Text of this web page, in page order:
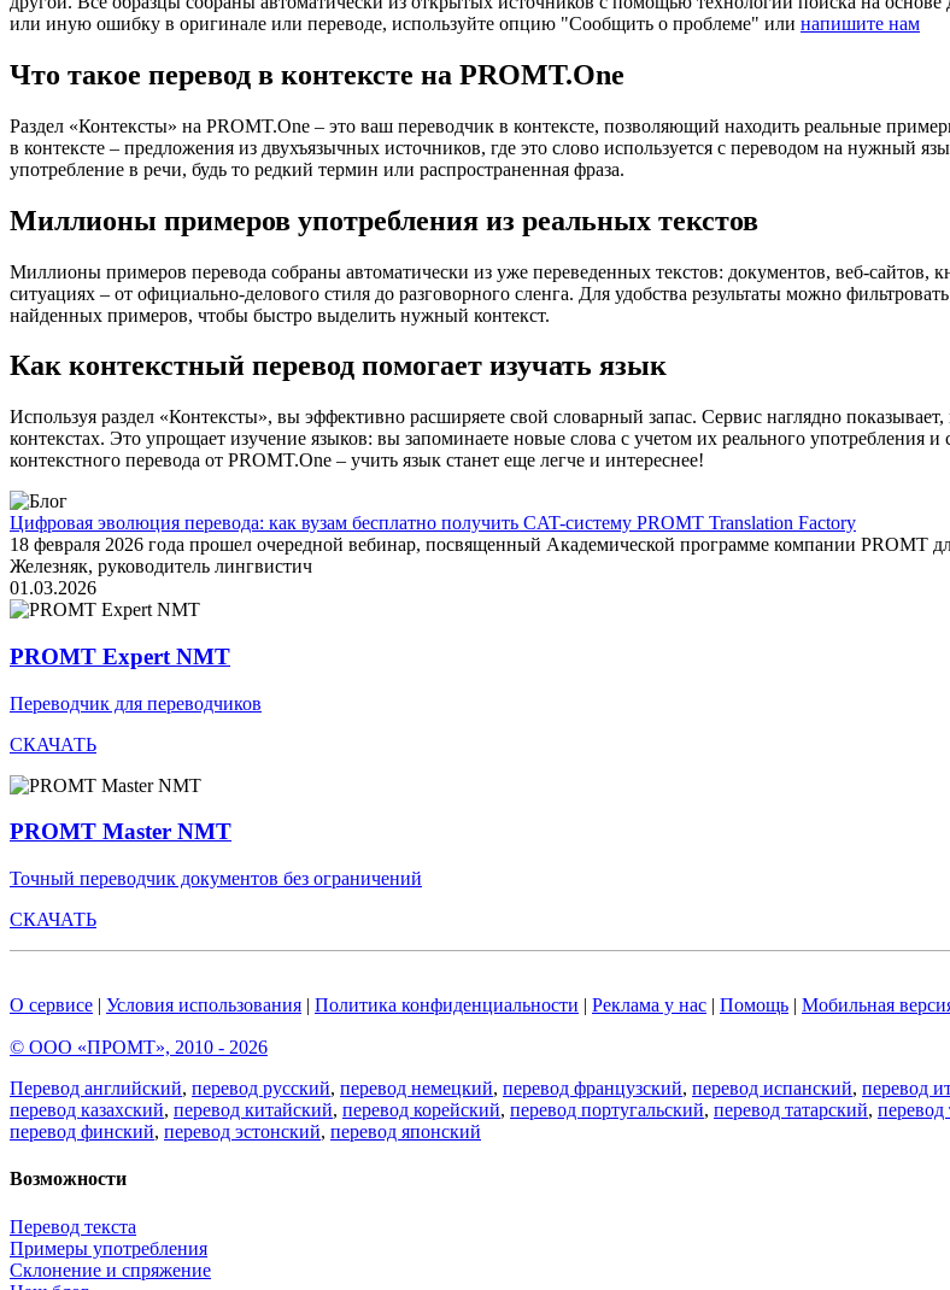
или иную ошибку в оригинале или переводе, используйте опцию "Сообщить о проблеме" или напишите нам
Что такое перевод в контексте на PROMT.One
Раздел «Контексты» на PROMT.One – это ваш переводчик в контексте, позволяющий находить реальные
в контексте – предложения из двухъязычных источников, где это слово используется с переводом на нужный
употребление в речи, будь то редкий термин или распространенная фраза.
Миллионы примеров употребления из реальных текстов
Миллионы примеров перевода собраны автоматически из уже переведенных текстов: документов, веб-сайтов,
ситуациях – от официально-делового стиля до разговорного сленга. Для удобства результаты можно
найденных примеров, чтобы быстро выделить нужный контекст.
Как контекстный перевод помогает изучать язык
Используя раздел «Контексты», вы эффективно расширяете свой словарный запас. Сервис наглядно
контекстах. Это упрощает изучение языков: вы запоминаете новые слова с учетом их реального
контекстного перевода от PROMT.One – учить язык станет еще легче и интереснее!
Цифровая эволюция перевода: как вузам бесплатно получить CAT-систему PROMT Translation Factory
18 февраля 2026 года прошел очередной вебинар, посвященный Академической программе компании PROMT
Железняк, руководитель лингвистич
01.03.2026
PROMT Expert NMT
Переводчик для переводчиков
СКАЧАТЬ
PROMT Master NMT
Точный переводчик документов без ограничений
СКАЧАТЬ
О сервисе | Условия использования | Политика конфиденциальности | Реклама у нас | Помощь | Мобильная
© ООО «ПРОМТ», 2010 - 2026
Перевод английский, перевод русский, перевод немецкий, перевод французский, перевод испанский, перевод
перевод казахский, перевод китайский, перевод корейский, перевод португальский, перевод татарский, перевод
перевод финский, перевод эстонский, перевод японский
Возможности
Перевод текста
Примеры употребления
Склонение и спряжение